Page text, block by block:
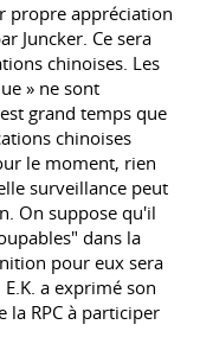
propre appréciation
Juncker. Ce sera
chinoises. Les
» ne sont
grand temps que
chinoises
le moment, rien
surveillance peut
On suppose qu'il
dans la
pour eux sera
E.K. a exprimé son
la RPC à participer